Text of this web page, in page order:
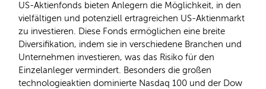
US-Aktienfonds bieten Anlegern die Möglichkeit, in den
vielfältigen und potenziell ertragreichen US-Aktienmarkt
zu investieren. Diese Fonds ermöglichen eine breite
Diversifikation, indem sie in verschiedene Branchen und
Unternehmen investieren, was das Risiko für den
Einzelanleger vermindert. Besonders die großen
technologieaktien dominierte Nasdaq 100 und der Dow